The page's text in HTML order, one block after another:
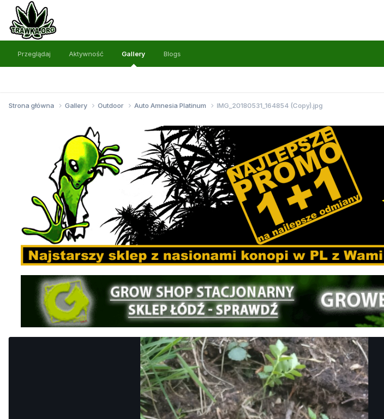
Przeglądaj Aktywność Gallery Blogs
Strona główna Gallery Outdoor Auto Amnesia Platinum IMG_20180531_164854 (Copy).jpg